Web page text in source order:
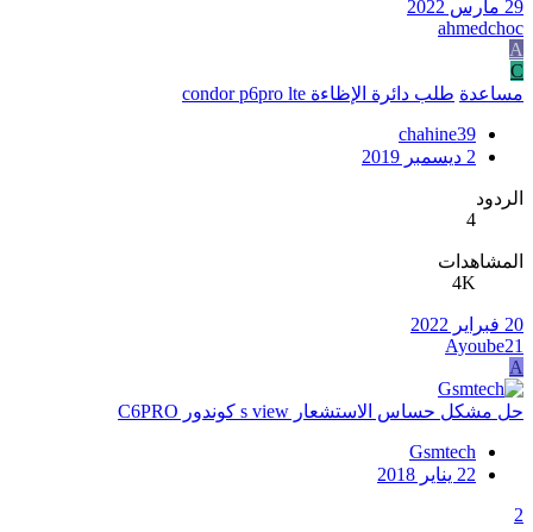
29 مارس 2022
ahmedchoc
A
C
مساعدة طلب دائرة الإظاءة condor p6pro lte
chahine39
2 ديسمبر 2019
الردود
4
المشاهدات
4K
20 فبراير 2022
Ayoube21
A
حل مشكل حساس الاستشعار s view كوندور C6PRO
Gsmtech
22 يناير 2018
2